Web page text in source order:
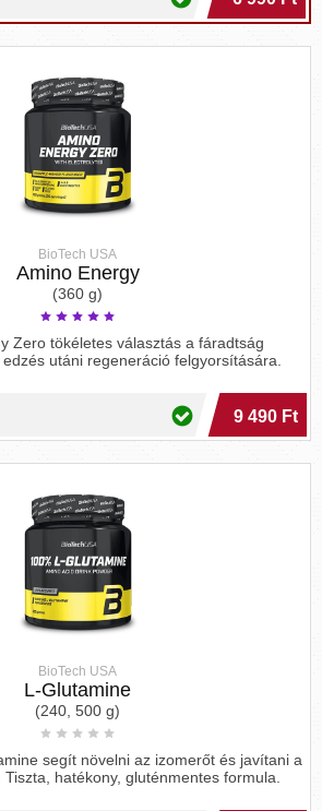
BioTech USA
Amino Energy
(360 g)
Zero tökéletes választás a fáradtság
utáni regeneráció felgyorsítására.
9 490 Ft
BioTech USA
L-Glutamine
(240, 500 g)
segít növelni az izomerőt és javítani a
hatékony, gluténmentes formula.